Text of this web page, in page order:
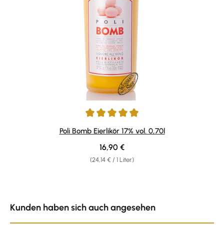
Durchschnittliche Bewertung von 4.88 von 5 Sternen
Poli Bomb Eierlikör 17% vol. 0,70l
(24,14 € / 1 Liter)
Regulärer Preis:
16,90 €
Kunden haben sich auch angesehen